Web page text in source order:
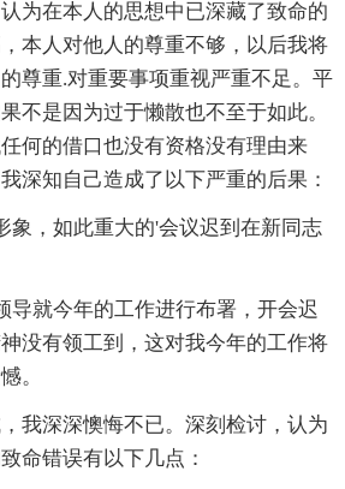
为在本人的思想中已深藏了致命的
本人对他人的尊重不够，以后我将
尊重.对重要事项重视严重不足。平
不是因为过于懒散也不至于如此。
何的借口也没有资格没有理由来
深知自己造成了以下严重的后果：
象，如此重大的'会议迟到在新同志
导就今年的工作进行布署，开会迟
没有领工到，这对我今年的工作将
。
我深深懊悔不已。深刻检讨，认为
命错误有以下几点：